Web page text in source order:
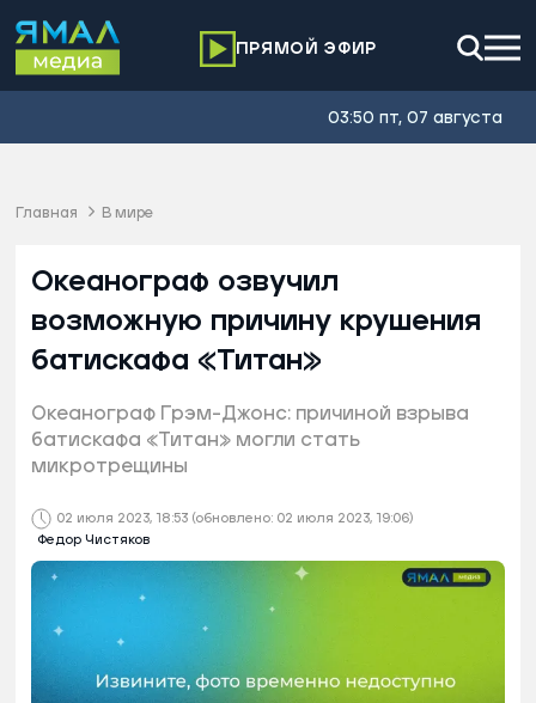
ПРЯМОЙ ЭФИР
03:50 пт, 07 августа
Главная В мире
02 июля 2023, 18:53 (обновлено: 02 июля 2023, 19:06)
Федор Чистяков
Океанограф озвучил
возможную причину крушения
батискафа «Титан»
Океанограф Грэм-Джонс: причиной взрыва
батискафа «Титан» могли стать
микротрещины